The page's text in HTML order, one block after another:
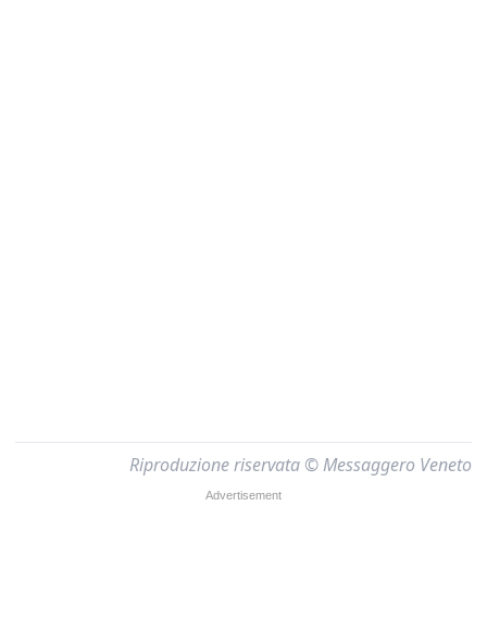
Riproduzione riservata © Messaggero Veneto